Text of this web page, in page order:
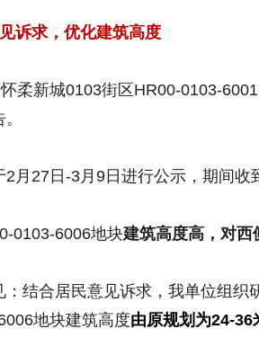
诉求，优化建筑高度
柔新城0103街区HR00-0103-
月27日-3月9日进行公示，期间收
0103-6006地块建筑高度高，对西
：结合居民意见诉求，我单位组织
地块建筑高度由原规划为24-36